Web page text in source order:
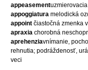
appeasement
appoggiatura melodická
appoint čiastočná zmenka
apraxia chorobná
aprehenziavnímanie,
rehnutia; podráždenosť,
veci